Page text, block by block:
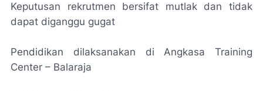
Keputusan rekrutmen bersifat mutlak dan tidak
dapat diganggu gugat
Pendidikan dilaksanakan di Angkasa Training
Center – Balaraja